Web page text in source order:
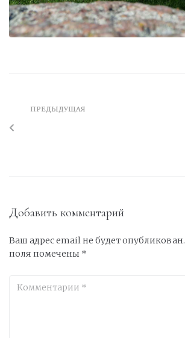
ПРЕДЫДУЩАЯ
Добавить комментарий
Ваш адрес email не будет опубликован.
поля помечены *